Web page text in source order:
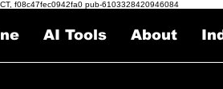
f08c47fec0942fa0 pub-6103328420946084
AI Tools About